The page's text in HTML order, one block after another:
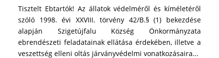
Tisztelt Ebtartók! Az állatok védelméről és kíméletéről
szóló 1998. évi XXVIII. törvény 42/B.§ (1) bekezdése
alapján Szigetújfalu Község Önkormányzata
ebrendészeti feladatainak ellátása érdekében, illetve a
veszettség elleni oltás járványvédelmi vonatkozásaira...